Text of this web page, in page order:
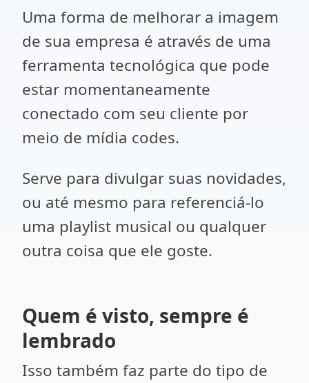
Uma forma de melhorar a imagem
de sua empresa é através de uma
ferramenta tecnológica que pode
estar momentaneamente
conectado com seu cliente por
meio de mídia codes.
Serve para divulgar suas novidades,
ou até mesmo para referenciá-lo
uma playlist musical ou qualquer
outra coisa que ele goste.
Quem é visto, sempre é
lembrado
Isso também faz parte do tipo de